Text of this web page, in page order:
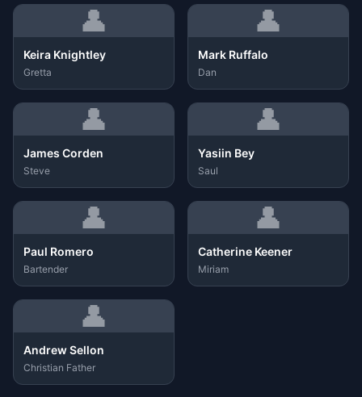
👤
Keira Knightley
Gretta
👤
Mark Ruffalo
Dan
👤
James Corden
Steve
👤
Yasiin Bey
Saul
👤
Paul Romero
Bartender
👤
Catherine Keener
Miriam
👤
Andrew Sellon
Christian Father